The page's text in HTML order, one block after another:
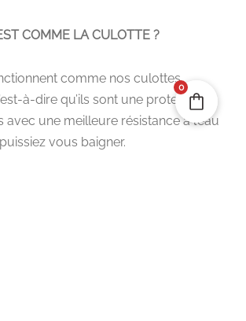
COMME LA CULOTTE ?
comme nos culottes
à-dire qu’ils sont une protection
avec une meilleure résistance à l’eau
vous baigner.
0